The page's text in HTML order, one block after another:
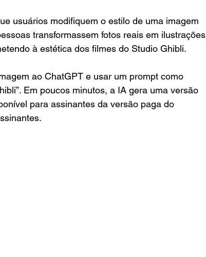
usuários modifiquem o estilo de uma imagem
transformassem fotos reais em ilustrações
à estética dos filmes do Studio Ghibli.
ao ChatGPT e usar um prompt como
Em poucos minutos, a IA gera uma versão
para assinantes da versão paga do